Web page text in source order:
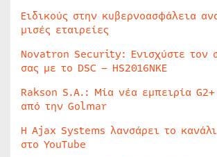
Ειδικούς στην κυβερνοασφάλεια
μισές εταιρείες
Novatron Security: Ενισχύστε τον
σας με το DSC – HS2016NKE
Rakson S.A.: Μία νέα εμπειρία
από την Golmar
Η Ajax Systems λανσάρει το
στο YouTube